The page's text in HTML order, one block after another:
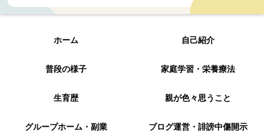
ホーム 自己紹介
普段の様子 家庭学習・栄養療法
生育歴 親が色々思うこと
グループホーム・副業 ブログ運営・誹謗中傷開示